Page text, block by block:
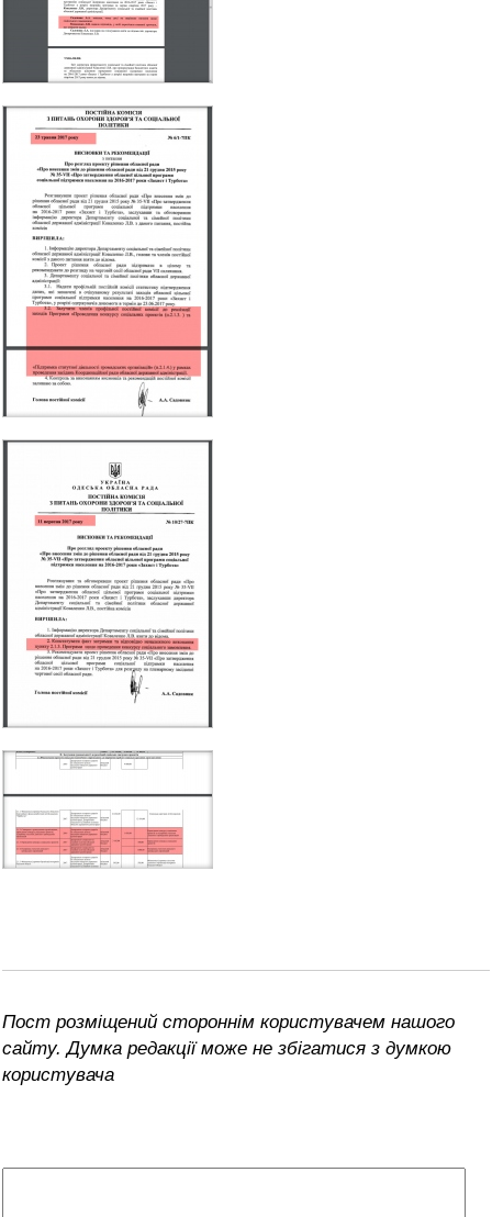
Пост розміщений стороннім користувачем нашого
сайту. Думка редакції може не збігатися з думкою
користувача